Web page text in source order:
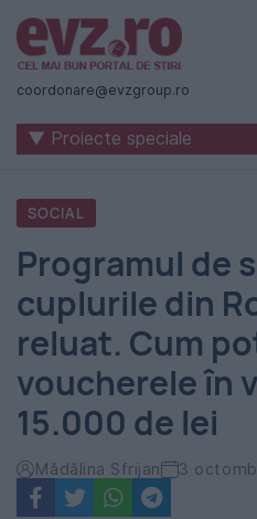
Știri
naționale
internaționale
România
-
Evenimentul
Zilei
coordonare@evzgroup.ro
▼ Proiecte speciale
SOCIAL
Programul de
cuplurile din
reluat. Cum
voucherele în
15.000 de lei
Mădălina Sfrijan 3